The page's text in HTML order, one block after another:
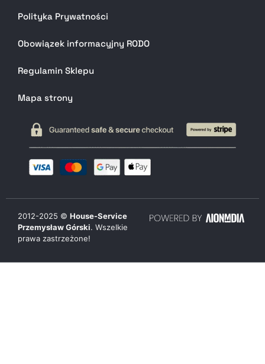
Polityka Prywatności
Obowiązek informacyjny RODO
Regulamin Sklepu
Mapa strony
2012-2025 © House-Service
Przemysław Górski. Wszelkie
prawa zastrzeżone!